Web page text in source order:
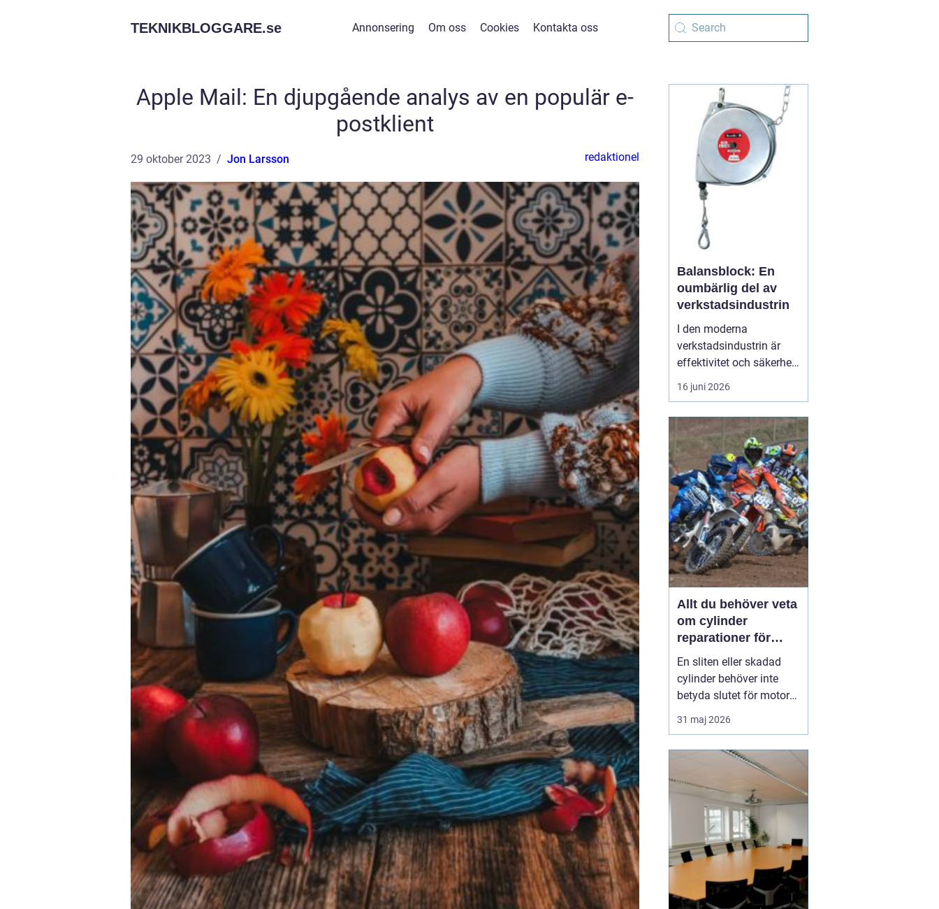
TEKNIKBLOGGARE.se Annonsering Om oss Cookies Kontakta oss
Apple Mail: En djupgående analys av en populär e-
postklient
29 oktober 2023 Jon Larsson redaktionel
Balansblock: En
oumbärlig del av
verkstadsindustrin
I den moderna
verkstadsindustrin är
effektivitet och säkerhet
grundpelare som inte får
komprometteras. För
tunga verktyg och
maskiner är det
avgörande att ha rätt
hjälpmedel fö...
16 juni 2026
Allt du behöver veta
om cylinder
reparationer för
motorcyklar och
snöskotrar
En sliten eller skadad
cylinder behöver inte
betyda slutet för motorn.
Med rätt kunskap,
noggrann felsökning och
det ofta att rädda även
hårt drabbade motorer.
För den som kör
motocross, enduro eller
snöskoter kan en väl
utför...
31 maj 2026